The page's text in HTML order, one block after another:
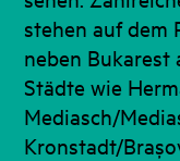
stehen auf dem
neben Bukarest
Städte wie
Mediasch/
Kronstadt/